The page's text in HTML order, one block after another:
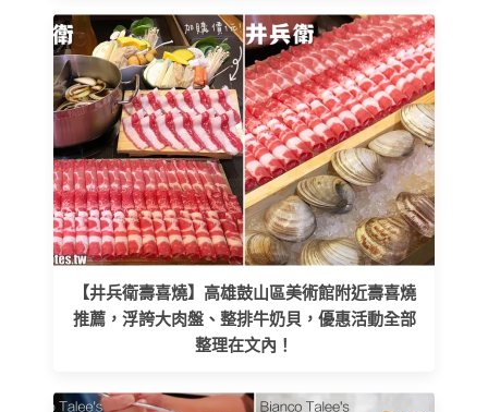
【井兵衛壽喜燒】高雄鼓山區美術館附近壽喜燒
推薦，浮誇大肉盤、整排牛奶貝，優惠活動全部
整理在文內！